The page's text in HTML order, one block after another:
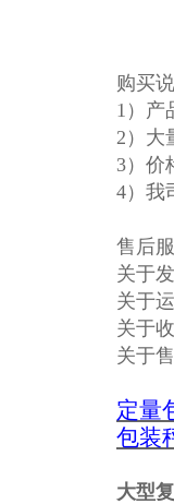
购买
1）产
2）大
3）价
4）我
售后
关于
关于
关于
关于
定量
包装
大型